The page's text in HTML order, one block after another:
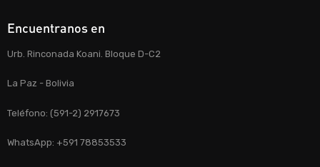
Encuentranos en
Urb. Rinconada Koani. Bloque D-C2
La Paz - Bolivia
Teléfono: (591-2) 2917673
WhatsApp: +591 78853533